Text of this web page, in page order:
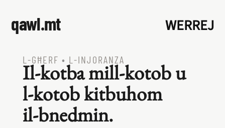
qawl.mt WERREJ
L‑GĦERF • L‑INJORANZA
Il‑kotba mill‑kotob u
l‑kotob kitbuhom
il‑bnedmin.